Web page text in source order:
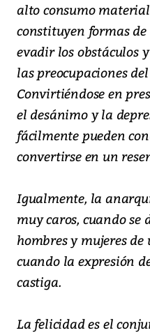
alto consumo
constituyen formas
evadir los obstáculos
las preocupaciones
Convirtiéndose en
el desánimo y la
fácilmente pueden
convertirse en un
Igualmente, la
muy caros, cuando se
hombres y mujeres de
cuando la expresión
castiga.
La felicidad es el